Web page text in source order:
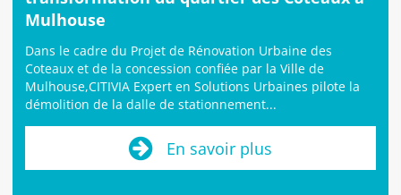
Mulhouse
Dans le cadre du Projet de Rénovation Urbaine des
Coteaux et de la concession confiée par la Ville de
Mulhouse,CITIVIA Expert en Solutions Urbaines pilote la
démolition de la dalle de stationnement...
En savoir plus